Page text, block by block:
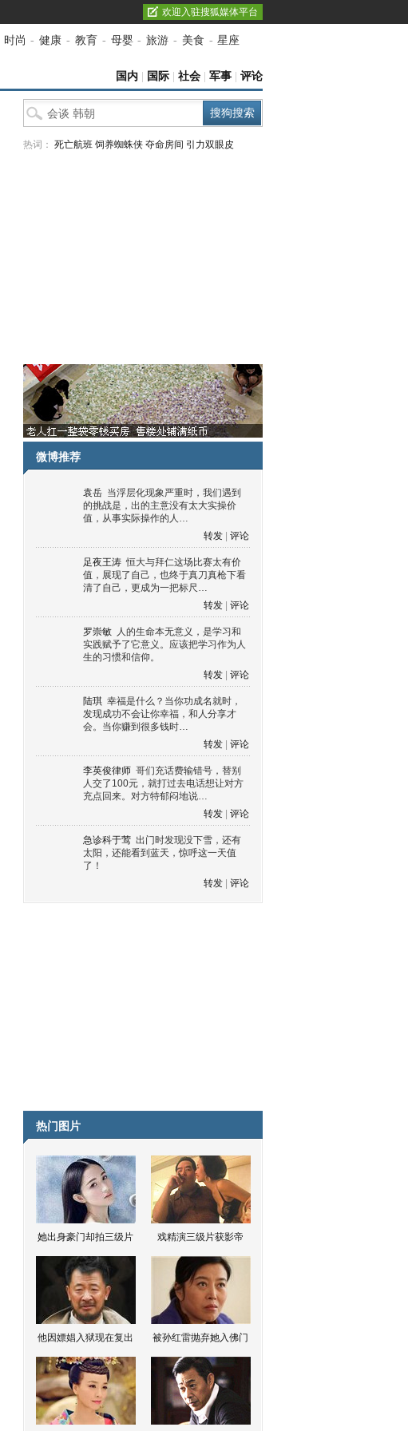
欢迎入驻搜狐媒体平台
时尚 - 健康 - 教育 - 母婴 - 旅游 - 美食 - 星座
国内 国际 社会 军事 评论
热词： 死亡航班 饲养蜘蛛侠 夺命房间 引力双眼皮
微博推荐
袁岳 当浮层化现象严重时，我们遇到
的挑战是，出的主意没有太大实操价
值，从事实际操作的人…
转发
评论
足夜王涛 恒大与拜仁这场比赛太有价
值，展现了自己，也终于真刀真枪下看
清了自己，更成为一把标尺…
转发
评论
罗崇敏 人的生命本无意义，是学习和
实践赋予了它意义。应该把学习作为人
生的习惯和信仰。
转发
评论
陆琪 幸福是什么？当你功成名就时，
发现成功不会让你幸福，和人分享才
会。当你赚到很多钱时…
转发
评论
李英俊律师 哥们充话费输错号，替别
人交了100元，就打过去电话想让对方
充点回来。对方特郁闷地说…
转发
评论
急诊科于莺 出门时发现没下雪，还有
太阳，还能看到蓝天，惊呼这一天值
了！
转发
评论
热门图片
她出身豪门却拍三级片 戏精演三级片获影帝
他因嫖娼入狱现在复出 被孙红雷抛弃她入佛门